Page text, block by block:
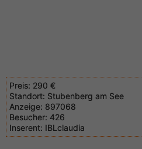
Preis: 290 €
Standort: Stubenberg am See
Anzeige: 897068
Besucher: 426
Inserent: IBLclaudia